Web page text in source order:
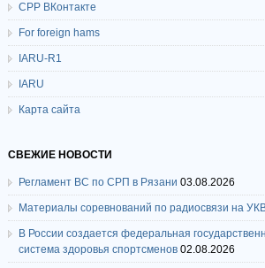
СРР ВКонтакте
For foreign hams
IARU-R1
IARU
Карта сайта
СВЕЖИЕ НОВОСТИ
Регламент ВС по СРП в Рязани 03.08.2026
Материалы соревнований по радиосвязи на
В России создается федеральная
система здоровья спортсменов 02.08.2026